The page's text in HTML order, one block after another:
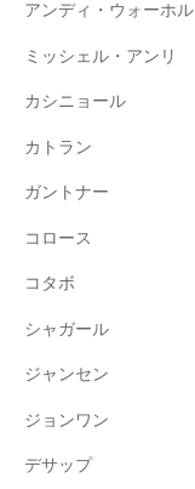
アンディ・ウォーホル
ミッシェル・アンリ
カシニョール
カトラン
ガントナー
コロース
コタボ
シャガール
ジャンセン
ジョンワン
デサップ